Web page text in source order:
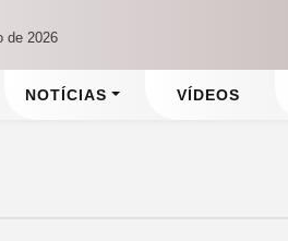
de 2026
NOTÍCIAS VÍDEOS